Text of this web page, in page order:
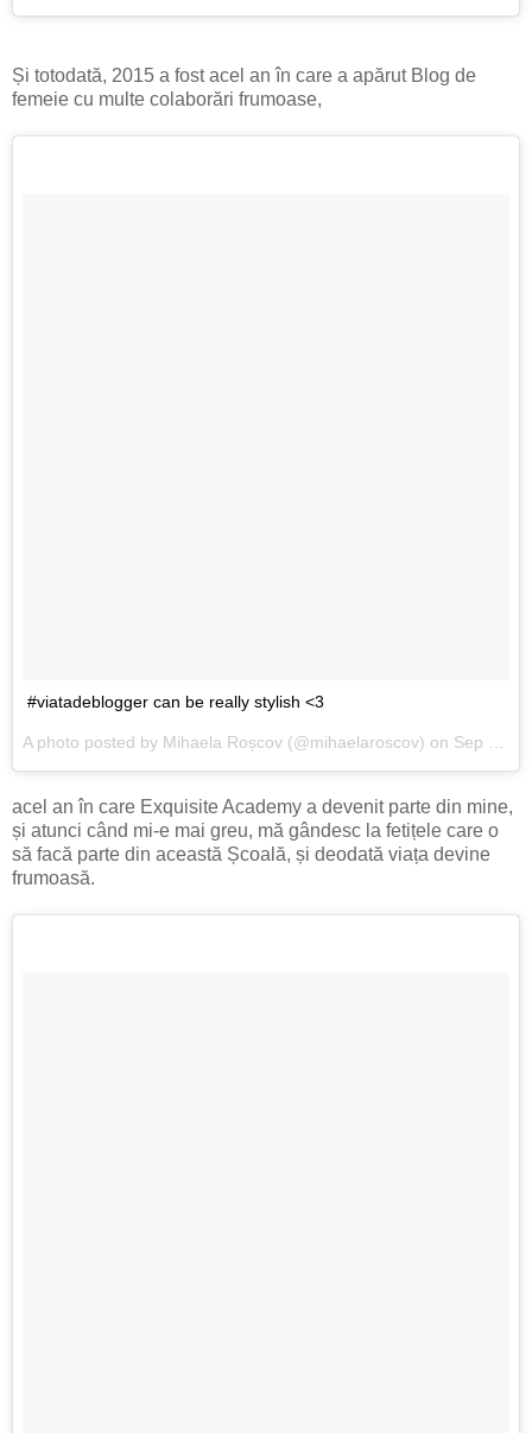
Și totodată, 2015 a fost acel an în care a apărut Blog de
femeie cu multe colaborări frumoase,
#viatadeblogger can be really stylish <3
A photo posted by Mihaela Roșcov (@mihaelaroscov) on Sep 12, 2015 at 10:08am PDT
acel an în care Exquisite Academy a devenit parte din mine,
și atunci când mi-e mai greu, mă gândesc la fetițele care o
să facă parte din această Școală, și deodată viața devine
frumoasă.